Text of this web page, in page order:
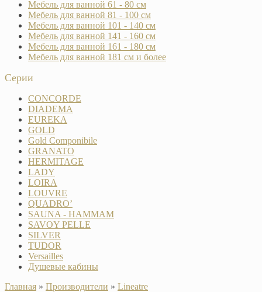
Мебель для ванной 61 - 80 см
Мебель для ванной 81 - 100 см
Мебель для ванной 101 - 140 см
Мебель для ванной 141 - 160 см
Мебель для ванной 161 - 180 см
Мебель для ванной 181 см и более
Серии
CONCORDE
DIADEMA
EUREKA
GOLD
Gold Componibile
GRANATO
HERMITAGE
LADY
LOIRA
LOUVRE
QUADRO’
SAUNA - HAMMAM
SAVOY PELLE
SILVER
TUDOR
Versailles
Душевые кабины
Главная » Производители » Lineatre